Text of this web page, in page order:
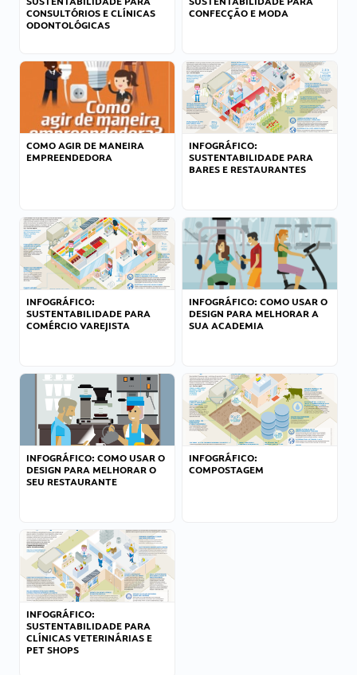
CONSULTÓRIOS E CLÍNICAS
ODONTOLÓGICAS
CONFECÇÃO E MODA
COMO AGIR DE MANEIRA
EMPREENDEDORA
INFOGRÁFICO:
SUSTENTABILIDADE PARA
BARES E RESTAURANTES
INFOGRÁFICO:
SUSTENTABILIDADE PARA
COMÉRCIO VAREJISTA
INFOGRÁFICO: COMO USAR O
DESIGN PARA MELHORAR A
SUA ACADEMIA
INFOGRÁFICO: COMO USAR O
DESIGN PARA MELHORAR O
SEU RESTAURANTE
INFOGRÁFICO:
COMPOSTAGEM
INFOGRÁFICO:
SUSTENTABILIDADE PARA
CLÍNICAS VETERINÁRIAS E
PET SHOPS